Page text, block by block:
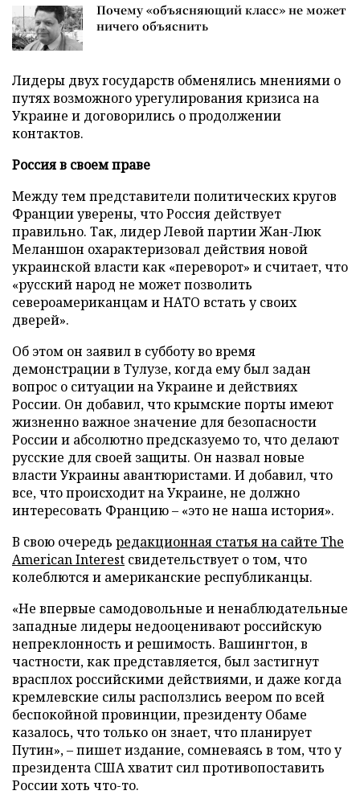
Почему «объясняющий класс» не может
ничего объяснить
Лидеры двух государств обменялись мнениями о
путях возможного урегулирования кризиса на
Украине и договорились о продолжении
контактов.
Россия в своем праве
Между тем представители политических кругов
Франции уверены, что Россия действует
правильно. Так, лидер Левой партии Жан-Люк
Меланшон охарактеризовал действия новой
украинской власти как «переворот» и считает, что
«русский народ не может позволить
североамериканцам и НАТО встать у своих
дверей».
Об этом он заявил в субботу во время
демонстрации в Тулузе, когда ему был задан
вопрос о ситуации на Украине и действиях
России. Он добавил, что крымские порты имеют
жизненно важное значение для безопасности
России и абсолютно предсказуемо то, что делают
русские для своей защиты. Он назвал новые
власти Украины авантюристами. И добавил, что
все, что происходит на Украине, не должно
интересовать Францию – «это не наша история».
В свою очередь редакционная статья на сайте The
American Interest свидетельствует о том, что
колеблются и американские республиканцы.
«Не впервые самодовольные и ненаблюдательные
западные лидеры недооценивают российскую
непреклонность и решимость. Вашингтон, в
частности, как представляется, был застигнут
врасплох российскими действиями, и даже когда
кремлевские силы расползлись веером по всей
беспокойной провинции, президенту Обаме
казалось, что только он знает, что планирует
Путин», – пишет издание, сомневаясь в том, что у
президента США хватит сил противопоставить
России хоть что-то.